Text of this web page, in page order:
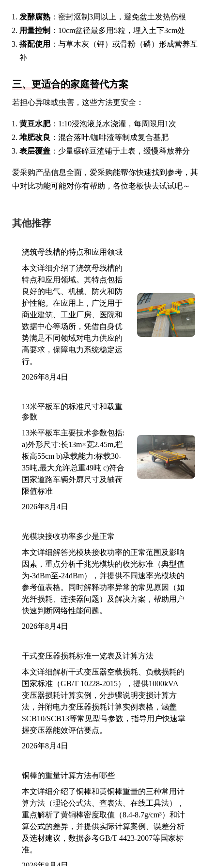
发酵腐熟 ：密封沤制3周以上，避免盆土发热伤根
用量控制 ：10cm盆径最多用5粒，埋入土下3cm处
搭配使用 ：与草木灰（钾）或骨粉（磷）形成营养互
补
三、更适合的家庭替代方案
若担心异味或虫害，这些方法更安全：
黄豆水肥：1:10浸泡液兑水浇灌，每周限用1次
堆肥改良 ：混合落叶/咖啡渣等制成复合基肥
表层覆盖 ：少量碾碎豆渣铺于土表，缓慢释放养分
爱采购产品信息全面，爱采购能帮你快速找到参考，其
中对比功能可能对你有帮助，各位老板快去试试吧～
其他推荐
浇筑母线槽的特点和应用领域
本文详细介绍了浇筑母线槽的
特点和应用领域。其特点包括
良好的电气、机械、防火和防
护性能。在应用上，广泛用于
商业建筑、工业厂房、医院和
数据中心等场所，凭借自身优
势满足不同领域对电力供应的
高要求，保障电力系统稳定运
行。
2026年8月4日
13米平板车的标准尺寸和载重
参数
13米平板车主要技术参数包括:
a)外形尺寸:长13m×宽2.45m,栏
板高55cm b)承载能力:标载30-
35吨,最大允许总重49吨 c)符合
国家道路车辆外廓尺寸及轴荷
限值标准
2026年8月4日
光模块接收功率多少是正常
本文详细解答光模块接收功率的正常范围及影响
因素，重点分析千兆光模块的收光标准（典型值
为-3dBm至-24dBm），并提供不同速率光模块的
参考值表格。同时解释功率异常的常见原因（如
光纤损耗、连接器问题）及解决方案，帮助用户
快速判断网络性能问题。
2026年8月4日
干式变压器损耗标准一览表及计算方法
本文详细解析干式变压器空载损耗、负载损耗的
国家标准（GB/T 10228-2015），提供1000kVA
变压器损耗计算实例，分步骤说明变损计算方
法，并附电力变压器损耗计算实例表格，涵盖
SCB10/SCB13等常见型号参数，指导用户快速掌
握变压器能效评估要点。
2026年8月4日
铜棒的重量计算方法有哪些
本文详细介绍了铜棒和黄铜棒重量的三种常用计
算方法（理论公式法、查表法、在线工具法），
重点解析了黄铜棒密度取值（8.4-8.7g/cm³）和计
算公式的差异，并提供实际计算案例、误差分析
及选材建议，数据参考GB/T 4423-2007等国家标
准。